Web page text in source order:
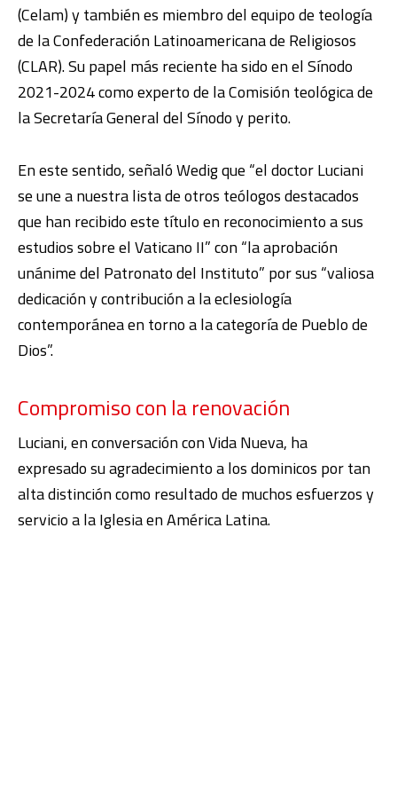
(Celam) y también es miembro del equipo de teología
de la Confederación Latinoamericana de Religiosos
(CLAR). Su papel más reciente ha sido en el Sínodo
2021-2024 como experto de la Comisión teológica de
la Secretaría General del Sínodo y perito.
En este sentido, señaló Wedig que “el doctor Luciani
se une a nuestra lista de otros teólogos destacados
que han recibido este título en reconocimiento a sus
estudios sobre el Vaticano II” con “la aprobación
unánime del Patronato del Instituto” por sus “valiosa
dedicación y contribución a la eclesiología
contemporánea en torno a la categoría de Pueblo de
Dios”.
Compromiso con la renovación
Luciani, en conversación con Vida Nueva, ha
expresado su agradecimiento a los dominicos por tan
alta distinción como resultado de muchos esfuerzos y
servicio a la Iglesia en América Latina.